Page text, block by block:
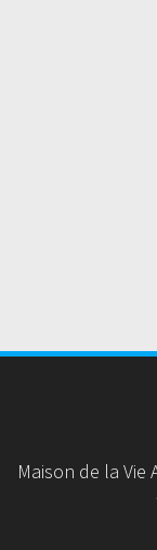
Maison de la Vie